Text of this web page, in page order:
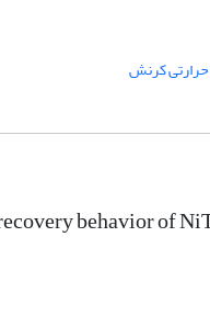
حرارتی کرنش
behavior of